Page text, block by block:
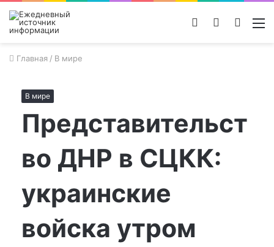
Поиск
Switch
Войти
Главная / В мире
В мире
Представительст
во ДНР в СЦКК:
украинские
войска утром